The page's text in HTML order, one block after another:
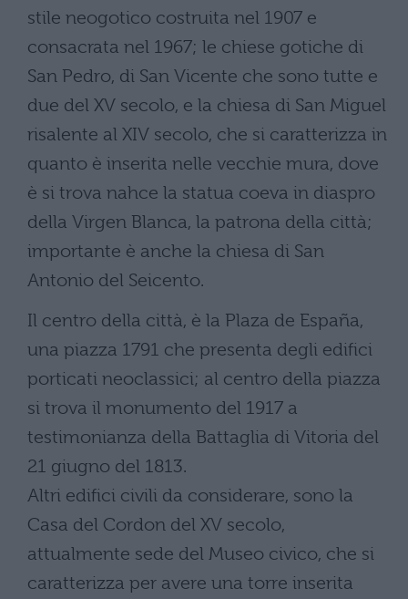
stile neogotico costruita nel 1907 e
consacrata nel 1967; le chiese gotiche di
San Pedro, di San Vicente che sono tutte e
due del XV secolo, e la chiesa di San Miguel
risalente al XIV secolo, che si caratterizza in
quanto è inserita nelle vecchie mura, dove
è si trova nahce la statua coeva in diaspro
della Virgen Blanca, la patrona della città;
importante è anche la chiesa di San
Antonio del Seicento.
Il centro della città, è la Plaza de España,
una piazza 1791 che presenta degli edifici
porticati neoclassici; al centro della piazza
si trova il monumento del 1917 a
testimonianza della Battaglia di Vitoria del
21 giugno del 1813.
Altri edifici civili da considerare, sono la
Casa del Cordon del XV secolo,
attualmente sede del Museo civico, che si
caratterizza per avere una torre inserita